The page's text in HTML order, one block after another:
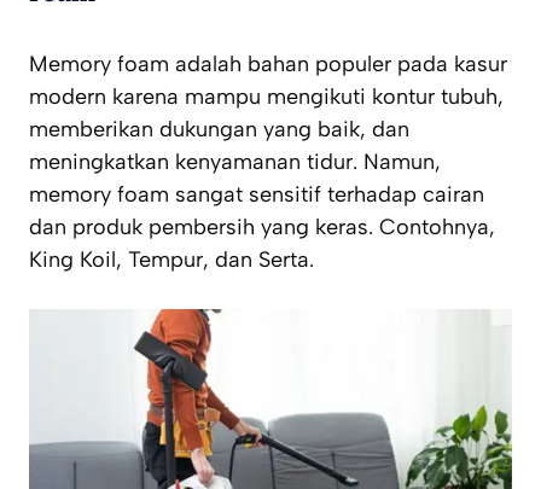
Memory foam adalah bahan populer pada kasur
modern karena mampu mengikuti kontur tubuh,
memberikan dukungan yang baik, dan
meningkatkan kenyamanan tidur. Namun,
memory foam sangat sensitif terhadap cairan
dan produk pembersih yang keras. Contohnya,
King Koil, Tempur, dan Serta.